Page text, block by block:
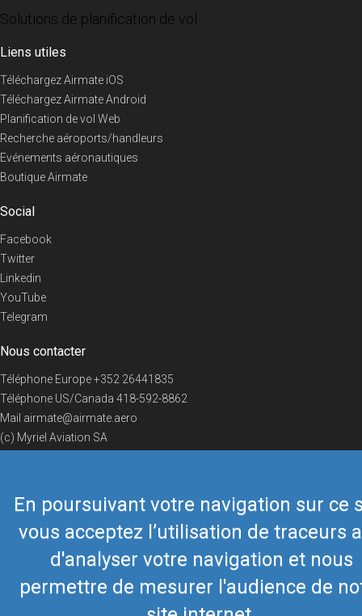
En poursuivant votre navigation sur ce
vous acceptez l’utilisation de traceurs
d'analyser votre navigation et nous
permettre de mesurer l'audience de
Solutions de planification de vol
Liens utiles
Téléchargez Airmate iOS
Téléchargez Airmate Android
Planification de vol Web
Recherche aéroports/handleurs
Evénements aéronautiques
Boutique Airmate
Social
Facebook
Twitter
Linkedin
YouTube
Telegram
Nous contacter
Téléphone Europe+352 26441835
Téléphone US/Canada 418-592-8862
Mail airmate@airmate.aero
(c) Myriel Aviation SA
© 2019 Airmate -Conditions d'utilisation- Vie privée Back to top